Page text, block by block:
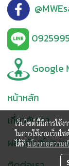
Google
หน้าหลัก
เกี่ยวกับเรา
ผลิตภัณฑ์ของเ
เว็บไซต์นี้มีการใช้
ในการใช้งานเว็บไ
ได้ที่นโยบายความ